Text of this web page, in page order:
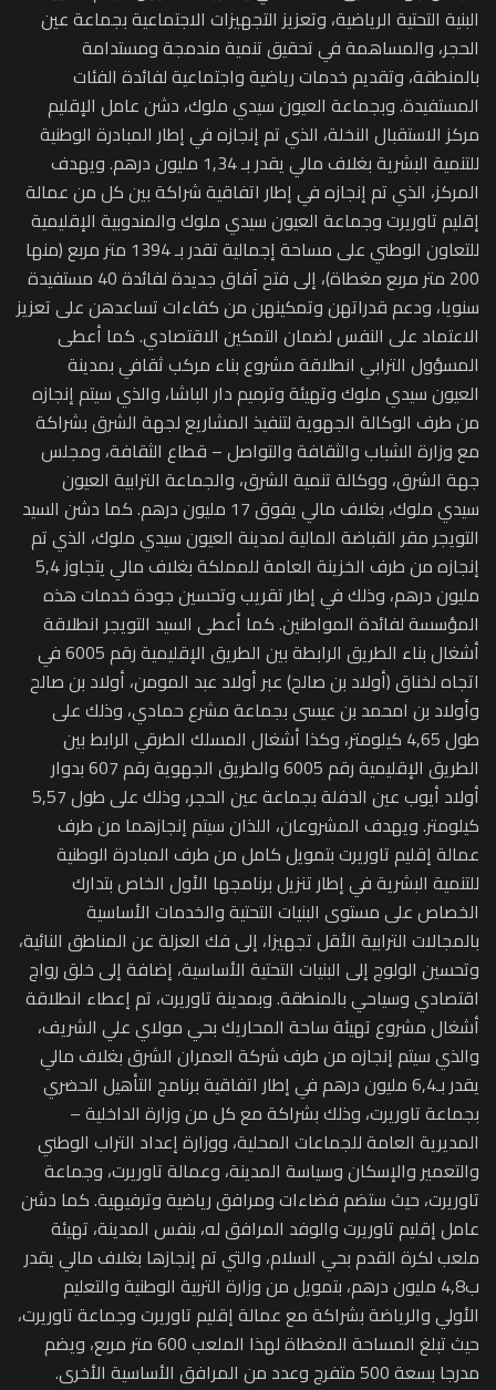
البنية التحتية الرياضية، وتعزيز التجهيزات الاجتماعية بجماعة عين
الحجر، والمساهمة في تحقيق تنمية مندمجة ومستدامة
بالمنطقة، وتقديم خدمات رياضية واجتماعية لفائدة الفئات
المستفيدة. وبجماعة العيون سيدي ملوك، دشن عامل الإقليم
مركز الاستقبال النخلة، الذي تم إنجازه في إطار المبادرة الوطنية
للتنمية البشرية بغلاف مالي يقدر بـ 1,34 مليون درهم. ويهدف
المركز، الذي تم إنجازه في إطار اتفاقية شراكة بين كل من عمالة
إقليم تاوريرت وجماعة العيون سيدي ملوك والمندوبية الإقليمية
للتعاون الوطني على مساحة إجمالية تقدر بـ 1394 متر مربع (منها
200 متر مربع مغطاة)، إلى فتح آفاق جديدة لفائدة 40 مستفيدة
سنويا، ودعم قدراتهن وتمكينهن من كفاءات تساعدهن على تعزيز
الاعتماد على النفس لضمان التمكين الاقتصادي. كما أعطى
المسؤول الترابي انطلاقة مشروع بناء مركب ثقافي بمدينة
العيون سيدي ملوك وتهيئة وترميم دار الباشا، والذي سيتم إنجازه
من طرف الوكالة الجهوية لتنفيذ المشاريع لجهة الشرق بشراكة
مع وزارة الشباب والثقافة والتواصل – قطاع الثقافة، ومجلس
جهة الشرق، ووكالة تنمية الشرق، والجماعة الترابية العيون
سيدي ملوك، بغلاف مالي يفوق 17 مليون درهم. كما دشن السيد
التويجر مقر القباضة المالية لمدينة العيون سيدي ملوك، الذي تم
إنجازه من طرف الخزينة العامة للمملكة بغلاف مالي يتجاوز 5,4
مليون درهم، وذلك في إطار تقريب وتحسين جودة خدمات هذه
المؤسسة لفائدة المواطنين. كما أعطى السيد التويجر انطلاقة
أشغال بناء الطريق الرابطة بين الطريق الإقليمية رقم 6005 في
اتجاه لخناق (أولاد بن صالح) عبر أولاد عبد المومن، أولاد بن صالح
وأولاد بن امحمد بن عيسى بجماعة مشرع حمادي، وذلك على
طول 4,65 كيلومتر، وكذا أشغال المسلك الطرقي الرابط بين
الطريق الإقليمية رقم 6005 والطريق الجهوية رقم 607 بدوار
أولاد أيوب عين الدفلة بجماعة عين الحجر، وذلك على طول 5,57
كيلومتر. ويهدف المشروعان، اللذان سيتم إنجازهما من طرف
عمالة إقليم تاوريرت بتمويل كامل من طرف المبادرة الوطنية
للتنمية البشرية في إطار تنزيل برنامجها الأول الخاص بتدارك
الخصاص على مستوى البنيات التحتية والخدمات الأساسية
بالمجالات الترابية الأقل تجهيزا، إلى فك العزلة عن المناطق النائية،
وتحسين الولوج إلى البنيات التحتية الأساسية، إضافة إلى خلق رواج
اقتصادي وسياحي بالمنطقة. وبمدينة تاوريرت، تم إعطاء انطلاقة
أشغال مشروع تهيئة ساحة المحاريك بحي مولاي علي الشريف،
والذي سيتم إنجازه من طرف شركة العمران الشرق بغلاف مالي
يقدر بـ6,4 مليون درهم في إطار اتفاقية برنامج التأهيل الحضري
بجماعة تاوريرت، وذلك بشراكة مع كل من وزارة الداخلية –
المديرية العامة للجماعات المحلية، ووزارة إعداد التراب الوطني
والتعمير والإسكان وسياسة المدينة، وعمالة تاوريرت، وجماعة
تاوريرت، حيث ستضم فضاءات ومرافق رياضية وترفيهية. كما دشن
عامل إقليم تاوريرت والوفد المرافق له، بنفس المدينة، تهيئة
ملعب لكرة القدم بحي السلام، والتي تم إنجازها بغلاف مالي يقدر
ب4,8 مليون درهم، بتمويل من وزارة التربية الوطنية والتعليم
الأولي والرياضة بشراكة مع عمالة إقليم تاوريرت وجماعة تاوريرت،
حيث تبلغ المساحة المغطاة لهذا الملعب 600 متر مربع، ويضم
مدرجا بسعة 500 متفرج وعدد من المرافق الأساسية الأخرى.